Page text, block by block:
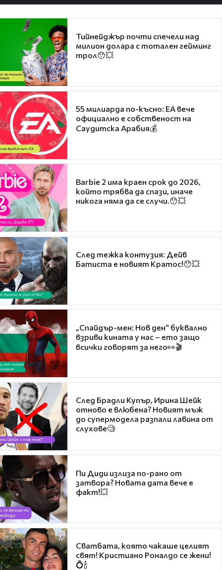
Тийнейджър почти спечели над
милион долара с тотален гейминг
трол😯💥
55 милиарда по-късно: EA вече
официално е собственост на
Саудитска Арабия💰
Barbie 2 има краен срок до 2026,
който трябва да спази, иначе
никога няма да се случи.😯💥
След тежка контузия: Дейв
Батиста е новият Кратос!😯💥
„Спайдър-мен: Нов ден“ буквално
взриви кината у нас – ето защо
всички говорят за него👀🎬
След Брадли Купър, Ирина Шейк
отново е влюбена? Новият мъж
до супермодела разпали лавина от
слухове🧐
Пи Диди излиза по-рано от
затвора? Новата дата вече е
факт!💥
Сватбата, която чакаше целият
свят! Кристиано Роналдо се жени!
💍🍾